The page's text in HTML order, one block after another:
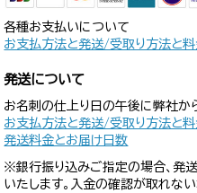
各種お支払いについて
お支払方法と発送/受取り方法と
発送について
お名刺の仕上り日の午後に弊社か
お支払方法と発送/受取り方法と
発送料金とお届け日数
※銀行振り込みご指定の場合、発
いたします。入金の確認が取れな